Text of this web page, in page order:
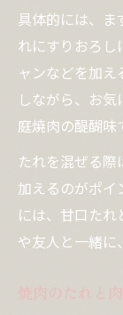
具体的には、ま
れにすりおろ
ャンなどを加
しながら、お
庭焼肉の醍醐味
たれを混ぜる
加えるのがポイ
には、甘口た
や友人と一緒に
焼肉のたれと